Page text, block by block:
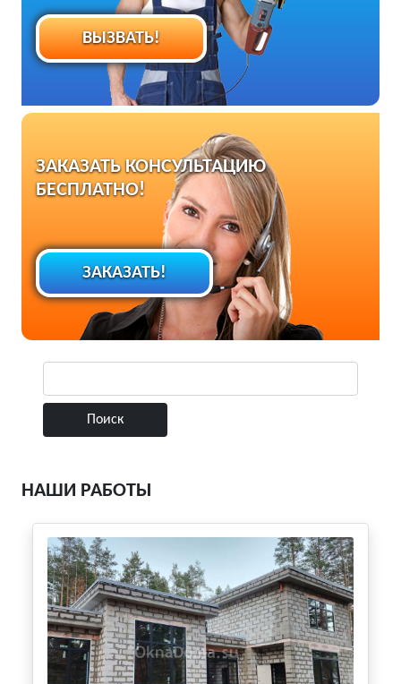
ВЫЗВАТЬ!
ЗАКАЗАТЬ КОНСУЛЬТАЦИЮ
БЕСПЛАТНО!
ЗАКАЗАТЬ!
НАШИ РАБОТЫ